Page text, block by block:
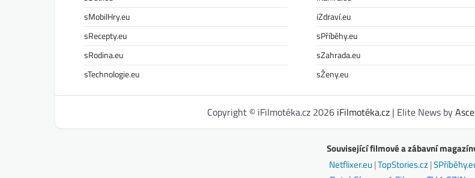
sMobilHry.eu
sRecepty.eu
sRodina.eu
sTechnologie.eu
iZdraví.eu
sPříběhy.eu
sZahrada.eu
sŽeny.eu
Copyright © iFilmotéka.cz 2026 iFilmotéka.cz| Elite News by
Související filmové a zábavní
Netflixer.eu |TopStories.cz|